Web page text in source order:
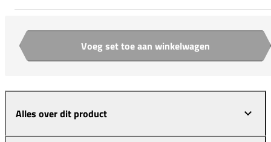
Aantal Voeg set toe aan winkelwagen
Alles over dit product